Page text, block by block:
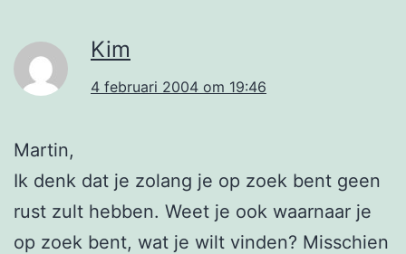
Kim
4 februari 2004 om 19:46
Martin,
Ik denk dat je zolang je op zoek bent geen
rust zult hebben. Weet je ook waarnaar je
op zoek bent, wat je wilt vinden? Misschien